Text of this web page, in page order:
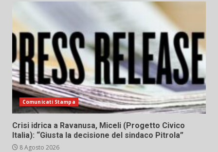
Comunicati Stampa
Crisi idrica a Ravanusa, Miceli (Progetto Civico
Italia): “Giusta la decisione del sindaco Pitrola”
8 Agosto 2026